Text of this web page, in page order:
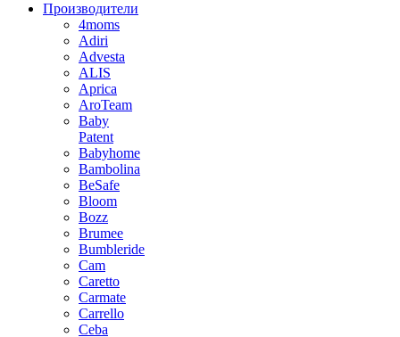
Производители
4moms
Adiri
Advesta
ALIS
Aprica
AroTeam
Baby
Patent
Babyhome
Bambolina
BeSafe
Bloom
Bozz
Brumee
Bumbleride
Cam
Caretto
Carmate
Carrello
Ceba